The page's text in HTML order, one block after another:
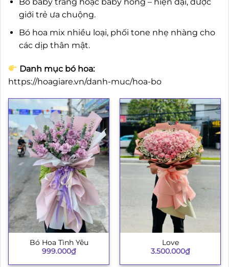
giới trẻ ưa chuộng.
Bó hoa mix nhiều loại, phối tone nhẹ nhàng cho
các dịp thân mật.
Danh mục bó hoa:
https://hoagiare.vn/danh-muc/hoa-bo
Bó Hoa Tình Yêu
999.000₫
Love
3.500.000₫